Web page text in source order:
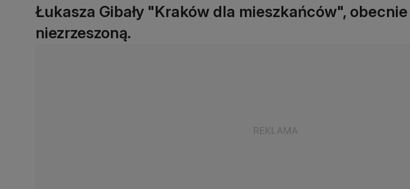
Łukasza Gibały "Kraków dla mieszkańców",
niezrzeszoną.